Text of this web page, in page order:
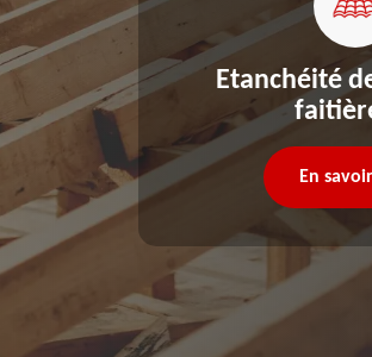
Etanchéité
En